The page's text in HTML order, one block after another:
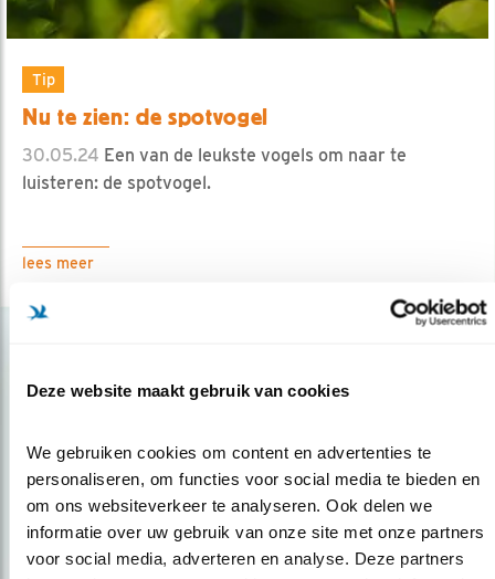
Deze website maakt gebruik van cookies
We gebruiken cookies om content en advertenties te
personaliseren, om functies voor social media te bieden en
om ons websiteverkeer te analyseren. Ook delen we
informatie over uw gebruik van onze site met onze partners
voor social media, adverteren en analyse. Deze partners
Tip
Nu te zien: de spotvogel
30.05.24 Een van de leukste vogels om naar te
luisteren: de spotvogel.
lees meer
Op de hoogte blijven?
Meld je aan en ontvang nieuws, inspiratie, acties en tips